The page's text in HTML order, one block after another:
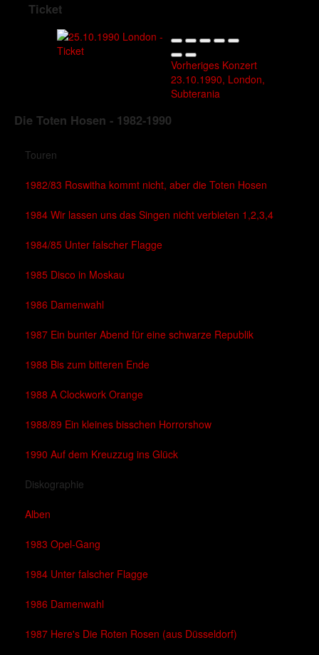
Ticket
Vorheriges Konzert
23.10.1990, London,
Subterania
Die Toten Hosen - 1982-1990
Touren
1982/83 Roswitha kommt nicht, aber die Toten Hosen
1984 Wir lassen uns das Singen nicht verbieten 1,2,3,4
1984/85 Unter falscher Flagge
1985 Disco in Moskau
1986 Damenwahl
1987 Ein bunter Abend für eine schwarze Republik
1988 Bis zum bitteren Ende
1988 A Clockwork Orange
1988/89 Ein kleines bisschen Horrorshow
1990 Auf dem Kreuzzug ins Glück
Diskographie
Alben
1983 Opel-Gang
1984 Unter falscher Flagge
1986 Damenwahl
1987 Here's Die Roten Rosen (aus Düsseldorf)